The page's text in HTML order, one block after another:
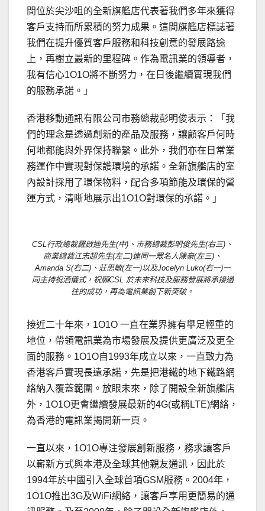
間位於尖沙咀的全新旗艦店代表著我們多年來獲得
客戶支持而所累積的努力成果。這間旗艦店標誌著
我們在提升優質客戶服務和科技創意的發展路途
上，再樹立最新的里程碑。作為電訊業的領導者，
我有信心1O1O將不斷努力，在日後繼續實現我們
的服務承諾。」
香港移動通訊有限公司市務總裁彭明俊表示：「我
們的理念是透過創新的產品及服務，讓顧客戶何時
何地都能與外界保持聯繫。此外，我們亦在日常業
務運作中實現對保護環境的承諾。全新旗艦店的室
內設計採用了環保物料，配合多項節能及環保的營
運方式，清晰地展示出1O1O對環保的承諾。」
CSL行政總裁羅啟迪先生(中)、市務總裁彭明俊先生(右三)、
商業總裁江志超先生(左二)連同一眾名人陳豪(左三)、
Amanda S(右二)、莊思敏(左一)以及Jocelyn Luko(右一)一
同主持祝酒儀式，祝願CSL 於未來科技及服務發展將承接過
往的成功，再為電訊業創下新突破。
接近二十年來，1O1O 一直在業界擁有舉足輕重的
地位，帶領電訊業為市場發展及提供更廣泛及更全
面的服務。1O1O自1993年成立以來，一直致力為
香港客戶實現長遠承諾，先是把港鐵的地下鐵路網
絡納入覆蓋範圍。放眼未來，除了開設全新旗艦店
外，1O1O更會繼續發展最新的4G(或稱LTE)網絡，
為香港的電訊業揭開新一頁。
一直以來，1O1O專注發展創新服務，務求讓客戶
以嶄新方式與本港及全球其他親友通訊，因此於
1994年於中國引入全球首項GSM服務。2004年，
1O1O推出3G及WiFi網絡，讓客戶享用更簡易的通